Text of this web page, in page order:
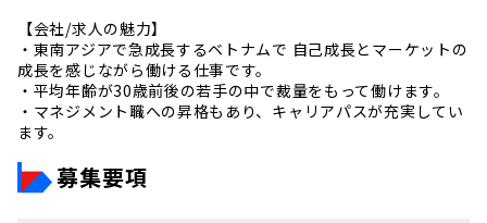
【会社/求人の魅力】
・東南アジアで急成長するベトナムで 自己成長とマーケットの
成長を感じながら働ける仕事です。
・平均年齢が30歳前後の若手の中で裁量をもって働けます。
・マネジメント職への昇格もあり、キャリアパスが充実してい
ます。
募集要項